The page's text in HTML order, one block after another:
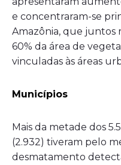
e concentraram-se
Amazônia, que juntos
60% da área de
vinculadas às áreas
Municípios
Mais da metade dos
(2.932) tiveram pelo
desmatamento